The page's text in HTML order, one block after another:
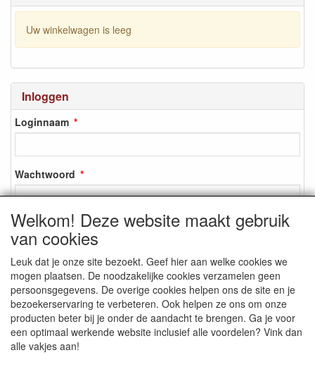
Uw winkelwagen is leeg
Inloggen
Loginnaam
Wachtwoord
Registreren
Wachtwoord vergeten?
SOCIALE MEDIA
Welkom! Deze website maakt gebruik
van cookies
Leuk dat je onze site bezoekt. Geef hier aan welke cookies we
mogen plaatsen. De noodzakelijke cookies verzamelen geen
persoonsgegevens. De overige cookies helpen ons de site en je
bezoekerservaring te verbeteren. Ook helpen ze ons om onze
producten beter bij je onder de aandacht te brengen. Ga je voor
een optimaal werkende website inclusief alle voordelen? Vink dan
alle vakjes aan!